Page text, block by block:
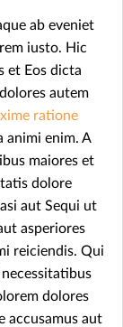
ab eveniet
iusto. Hic
et Eos dicta
autem
ratione
animi enim. A
maiores et
dolore
aut Sequi ut
asperiores
reiciendis. Qui
dolores
accusamus aut